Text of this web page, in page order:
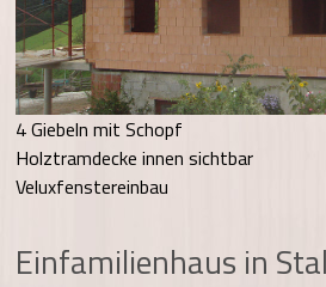
4 Giebeln mit Schopf
Holztramdecke innen sichtbar
Veluxfenstereinbau
Einfamilienhaus in